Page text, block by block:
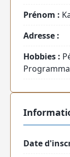
Prénom :
Adresse :
Hobbies :
Date